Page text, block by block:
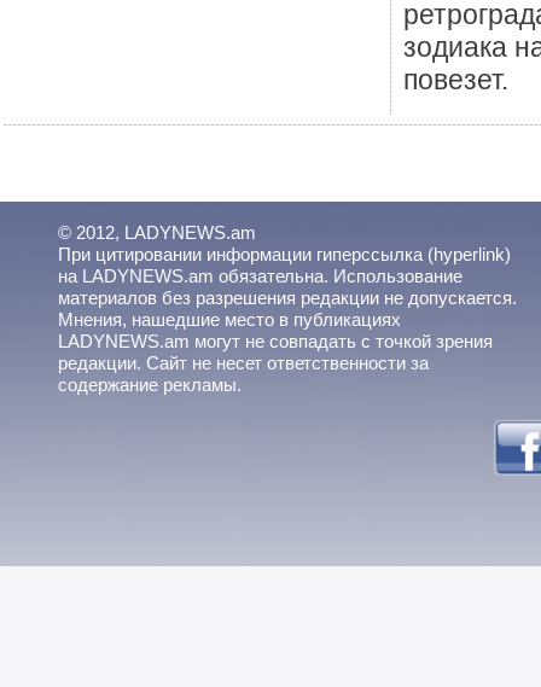
зодиака
повезет.
© 2012, LADYNEWS.am
При цитировании информации гиперссылка (hyperlink)
на LADYNEWS.am обязательна. Использование
материалов без разрешения редакции не допускается.
Мнения, нашедшие место в публикациях
LADYNEWS.am могут не совпадать с точкой зрения
редакции. Сайт не несет ответственности за
содержание рекламы.